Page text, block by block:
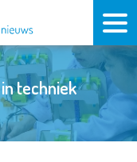
techniek